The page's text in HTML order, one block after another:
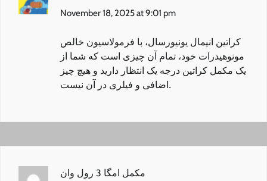
November 18, 2025 at 9:01 pm
کراتین انیمال یونیورسال، با فرمولاسیون خالص
مونوهیدرات خود، تمام آن چیزی است که شما از
یک مکمل کراتین درجه یک انتظار دارید و هیچ چیز
اضافی و فیلری در آن نیست.
مکمل امگا 3 رول وان